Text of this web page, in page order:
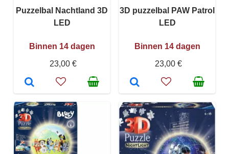
Puzzelbal Nachtland 3D
LED
Binnen 14 dagen
23,00 €
3D puzzelbal PAW Patrol
LED
Binnen 14 dagen
23,00 €